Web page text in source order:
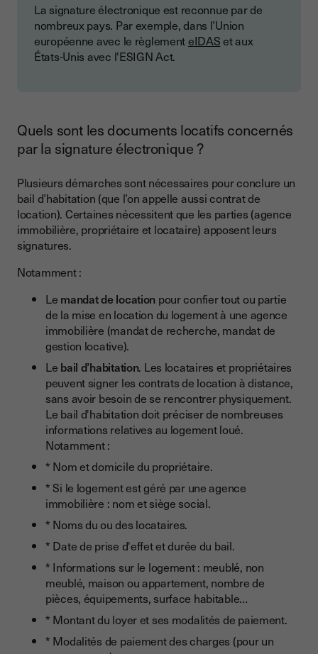
La signature électronique est reconnue par de
nombreux pays. Par exemple, dans l’Union
européenne avec le règlementeIDASet aux
États-Unis avec l'ESIGN Act.
Quels sont les documents locatifs concernés
par la signature électronique ?
Plusieurs démarches sont nécessaires pour conclure un
bail d’habitation (que l’on appelle aussi contrat de
location). Certaines nécessitent que les parties (agence
immobilière, propriétaire et locataire) apposent leurs
signatures.
Notamment :
Le mandat de location pour confier tout ou partie
de la mise en location du logement à une agence
immobilière (mandat de recherche, mandat de
gestion locative).
Le bail d’habitation. Les locataires et propriétaires
peuvent signer les contrats de location à distance,
sans avoir besoin de se rencontrer physiquement.
Le bail d'habitation doit préciser de nombreuses
informations relatives au logement loué.
Notamment :
* Nom et domicile du propriétaire.
* Si le logement est géré par une agence
immobilière : nom et siège social.
* Noms du ou des locataires.
* Date de prise d'effet et durée du bail.
* Informations sur le logement : meublé, non
meublé, maison ou appartement, nombre de
pièces, équipements, surface habitable…
* Montant du loyer et ses modalités de paiement.
* Modalités de paiement des charges (pour un